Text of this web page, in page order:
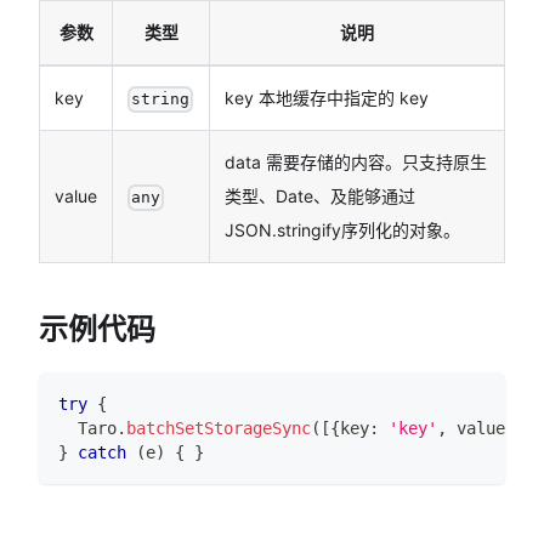
参数 类型 说明
key string key 本地缓存中指定的 key
value any
data 需要存储的内容。只支持原生
类型、Date、及能够通过
JSON.stringify序列化的对象。
示例代码
try {
Taro. batchSetStorageSync( [{ key: 'key' , value
}
catch (e) { }